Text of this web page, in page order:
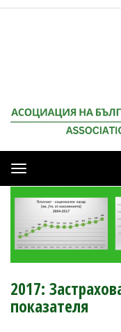
Мобилна
навигация
2017:
показателя